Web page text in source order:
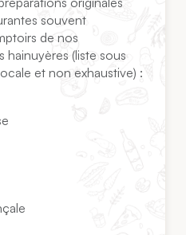
souvent
de nos
(liste sous
et non exhaustive) :